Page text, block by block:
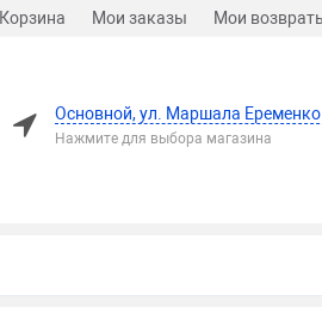
Корзина Мои заказы Мои
Основной, ул. Маршала Еременко
Нажмите для выбора магазина